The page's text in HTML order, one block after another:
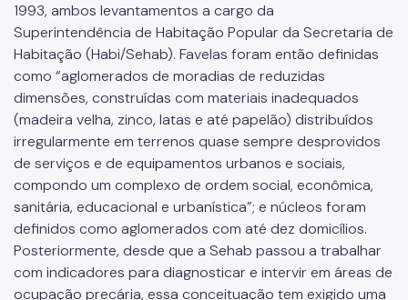
1993, ambos levantamentos a cargo da
Superintendência de Habitação Popular da Secretaria de
Habitação (Habi/Sehab). Favelas foram então definidas
como “aglomerados de moradias de reduzidas
dimensões, construídas com materiais inadequados
(madeira velha, zinco, latas e até papelão) distribuídos
irregularmente em terrenos quase sempre desprovidos
de serviços e de equipamentos urbanos e sociais,
compondo um complexo de ordem social, econômica,
sanitária, educacional e urbanística”; e núcleos foram
definidos como aglomerados com até dez domicílios.
Posteriormente, desde que a Sehab passou a trabalhar
com indicadores para diagnosticar e intervir em áreas de
ocupação precária, essa conceituação tem exigido uma